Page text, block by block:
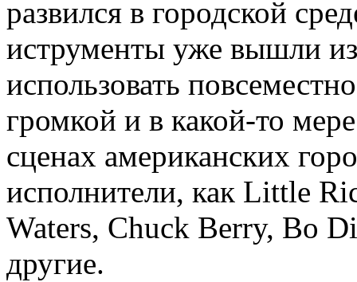
развился в городской
иструменты уже вышли
использовать
громкой и в какой-то
сценах американских
исполнители, как Little
Waters, Chuck Berry, Bo
другие.